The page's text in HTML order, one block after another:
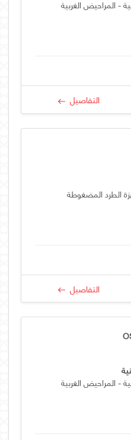
- المراحيض الغربية
التفاصيل
الطرد المضغوطة
التفاصيل
- المراحيض الغربية